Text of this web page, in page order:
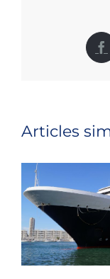
Articles